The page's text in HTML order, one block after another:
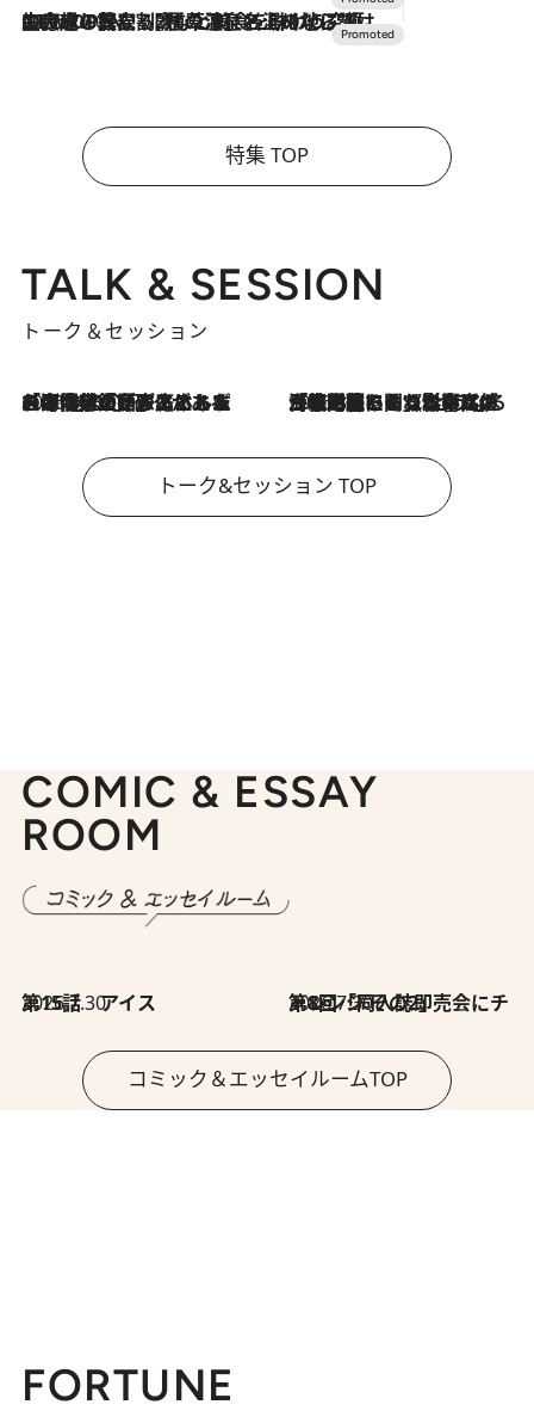
2026.7.10
NEW OPEN！【界 草津】名湯の地に誕生。趣の異なる2種の温泉と上州ならではの会席・蕎麦割烹など美食を味わう究極の癒やし旅
特集 TOP
TALK & SESSION
トーク＆セッション
2026.8.3
「今後値上げがあるとすれば…」「リスクがあるのは今年の冬」エネルギー専門家が語る、ホルムズ海峡封鎖が家庭にもたらす“ある心配” 2026.8.3
「住宅建てられない…」「サーチャージ料の高値が続いている」ホルムズ海峡封鎖による影響はいつまで続く？《エネルギー専門家に聞く“どうなる日本の暮らし”》
トーク&セッション TOP
COMIC & ESSAY
ROOM
2026.7.30
第15話 アイス 2026.7.30
第8回「同人誌即売会にチャレンジ その2」
コミック＆エッセイルームTOP
FORTUNE